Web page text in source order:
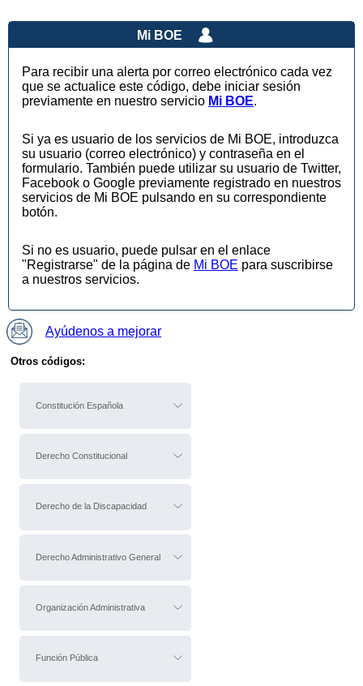
Otros códigos:
Constitución Española
Derecho Constitucional
Derecho de la Discapacidad
Derecho Administrativo General
Organización Administrativa
Función Pública
Mi BOE
Para recibir una alerta por correo electrónico cada vez
que se actualice este código, debe iniciar sesión
previamente en nuestro servicio Mi BOE.
Si ya es usuario de los servicios de Mi BOE, introduzca
su usuario (correo electrónico) y contraseña en el
formulario. También puede utilizar su usuario de Twitter,
Facebook o Google previamente registrado en nuestros
servicios de Mi BOE pulsando en su correspondiente
botón.
Si no es usuario, puede pulsar en el enlace
"Registrarse" de la página de Mi BOE para suscribirse
a nuestros servicios.
Ayúdenos a mejorar